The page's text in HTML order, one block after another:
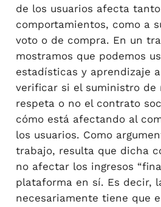
de los usuarios afecta
comportamientos, como a
voto o de compra. En un
mostramos que podemos
estadísticas y aprendizaje
verificar si el suministro
respeta o no el contrato
cómo está afectando al
los usuarios. Como
trabajo, resulta que dicha
no afectar los ingresos
plataforma en sí. Es decir,
necesariamente tiene que